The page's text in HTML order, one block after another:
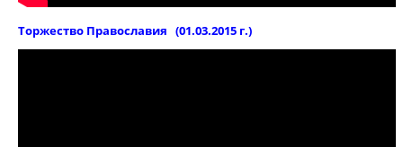
Торжество Православия (01.03.2015 г.)